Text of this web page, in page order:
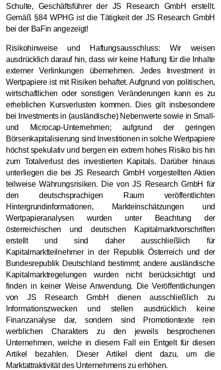
Schulte, Geschäftsführer der JS Research GmbH erstellt.
Gemäß §84 WPHG ist die Tätigkeit der JS Research GmbH
bei der BaFin angezeigt!
Risikohinweise und Haftungsausschluss: Wir weisen
ausdrücklich darauf hin, dass wir keine Haftung für die Inhalte
externer Verlinkungen übernehmen. Jedes Investment in
Wertpapiere ist mit Risiken behaftet. Aufgrund von politischen,
wirtschaftlichen oder sonstigen Veränderungen kann es zu
erheblichen Kursverlusten kommen. Dies gilt insbesondere
bei Investments in (ausländische) Nebenwerte sowie in Small-
und Microcap-Unternehmen; aufgrund der geringen
Börsenkapitalisierung sind Investitionen in solche Wertpapiere
höchst spekulativ und bergen ein extrem hohes Risiko bis hin
zum Totalverlust des investierten Kapitals. Darüber hinaus
unterliegen die bei JS Research GmbH vorgestellten Aktien
teilweise Währungsrisiken. Die von JS Research GmbH für
den deutschsprachigen Raum veröffentlichten
Hintergrundinformationen, Markteinschätzungen und
Wertpapieranalysen wurden unter Beachtung der
österreichischen und deutschen Kapitalmarktvorschriften
erstellt und sind daher ausschließlich für
Kapitalmarktteilnehmer in der Republik Österreich und der
Bundesrepublik Deutschland bestimmt; andere ausländische
Kapitalmarktregelungen wurden nicht berücksichtigt und
finden in keiner Weise Anwendung. Die Veröffentlichungen
von JS Research GmbH dienen ausschließlich zu
Informationszwecken und stellen ausdrücklich keine
Finanzanalyse dar, sondern sind Promotiontexte rein
werblichen Charakters zu den jeweils besprochenen
Unternehmen, welche in diesem Fall ein Entgelt für diesen
Artikel bezahlen. Dieser Artikel dient dazu, um die
Marktattraktivität des Unternehmens zu erhöhen.